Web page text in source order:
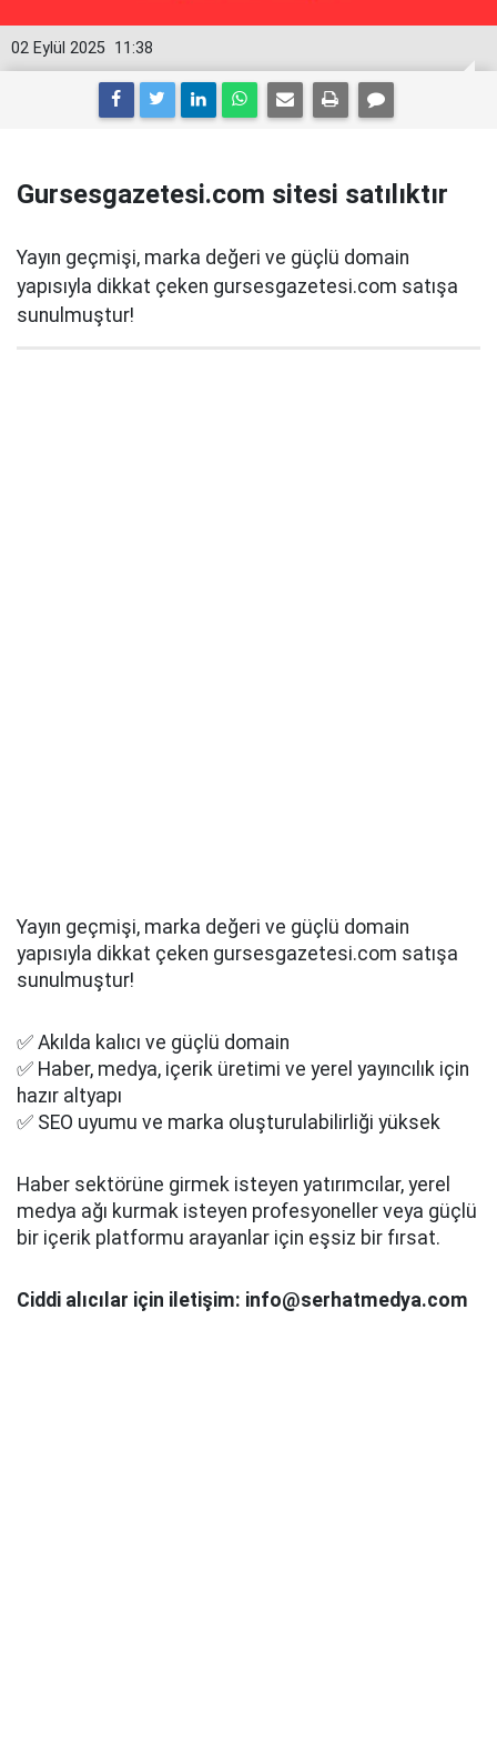
11:38
02 Eylül 2025
Gursesgazetesi.com sitesi satılıktır
Yayın geçmişi, marka değeri ve güçlü domain
yapısıyla dikkat çeken gursesgazetesi.com satışa
sunulmuştur!
Yayın geçmişi, marka değeri ve güçlü domain
yapısıyla dikkat çeken gursesgazetesi.com satışa
sunulmuştur!
✅ Akılda kalıcı ve güçlü domain
✅ Haber, medya, içerik üretimi ve yerel yayıncılık için
hazır altyapı
✅ SEO uyumu ve marka oluşturulabilirliği yüksek
Haber sektörüne girmek isteyen yatırımcılar, yerel
medya ağı kurmak isteyen profesyoneller veya güçlü
bir içerik platformu arayanlar için eşsiz bir fırsat.
Ciddi alıcılar için iletişim: info@serhatmedya.com